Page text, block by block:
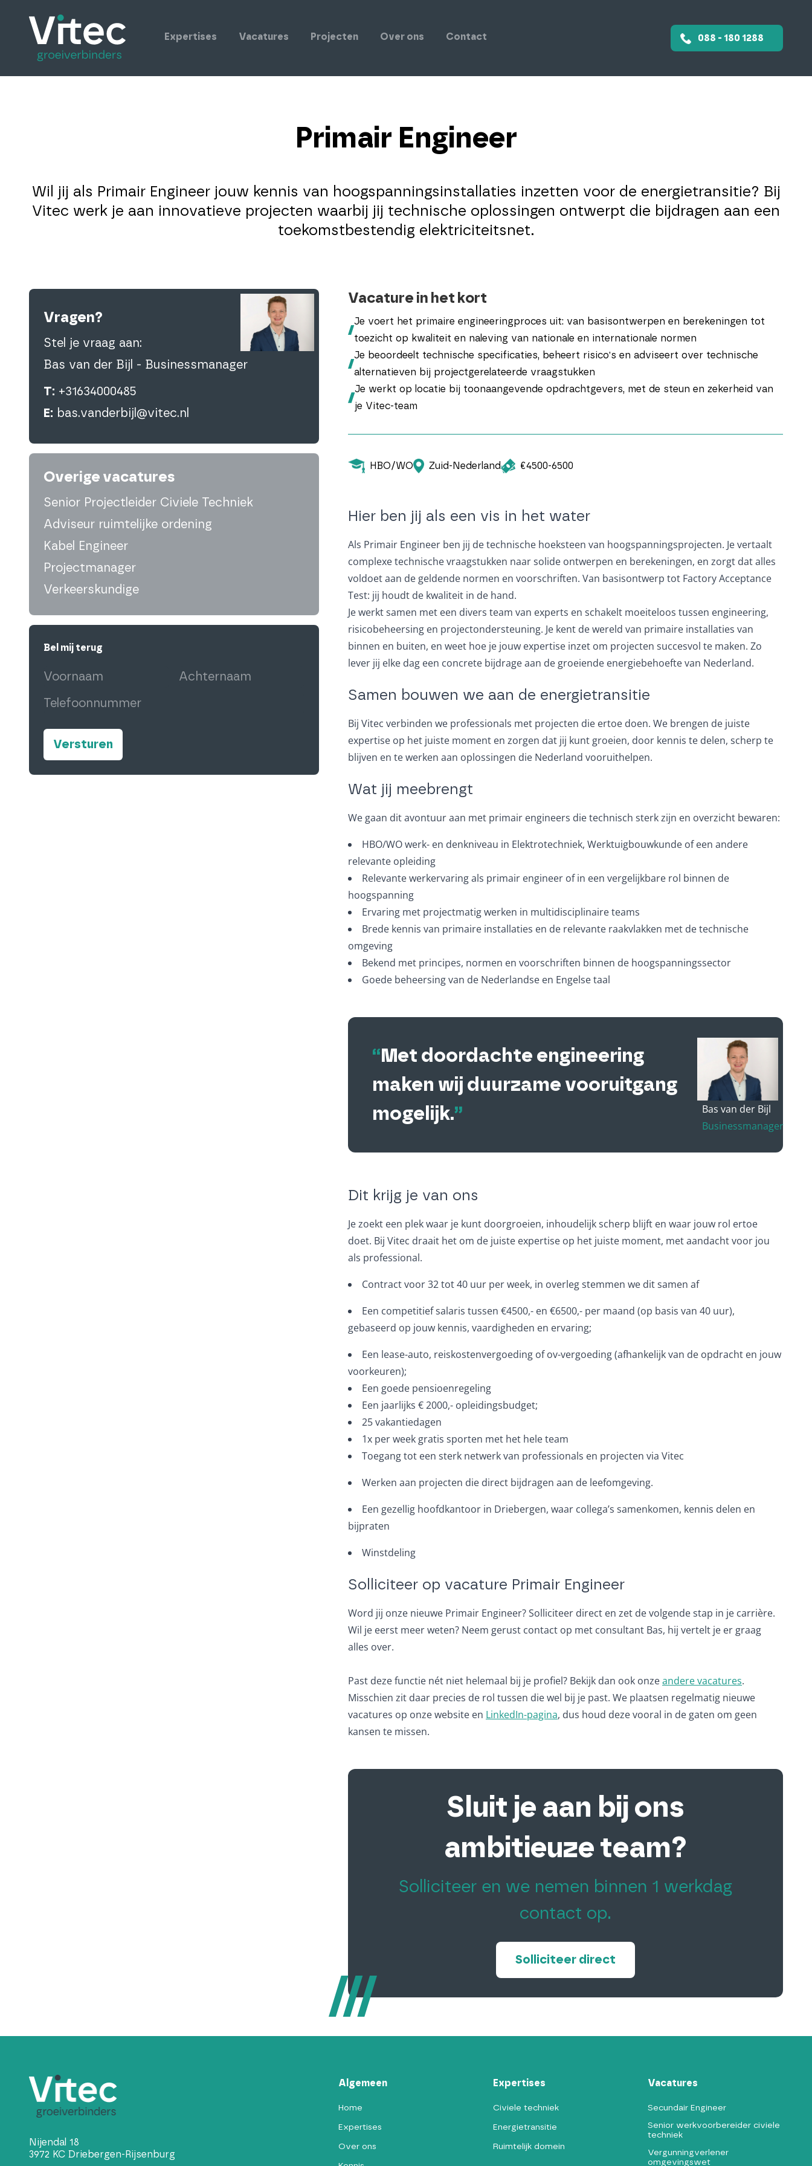
Expertises Vacatures Projecten Over ons Contact 088 - 180 1288
Primair Engineer
Wil jij als Primair Engineer jouw kennis van hoogspanningsinstallaties inzetten voor de energietransitie? Bij
Vitec werk je aan innovatieve projecten waarbij jij technische oplossingen ontwerpt die bijdragen aan een
toekomstbestendig elektriciteitsnet.
Vragen?
Stel je vraag aan:
Bas van der Bijl - Businessmanager
T: +31634000485
E: bas.vanderbijl@vitec.nl
Overige vacatures
Senior Projectleider Civiele Techniek
Adviseur ruimtelijke ordening
Kabel Engineer
Projectmanager
Verkeerskundige
Bel mij terug
Voornaam Achternaam
Telefoonnummer
Vacature in het kort
Je voert het primaire engineeringproces uit: van basisontwerpen en berekeningen tot
toezicht op kwaliteit en naleving van nationale en internationale normen
Je beoordeelt technische specificaties, beheert risico's en adviseert over technische
alternatieven bij projectgerelateerde vraagstukken
Je werkt op locatie bij toonaangevende opdrachtgevers, met de steun en zekerheid van
je Vitec-team
HBO/WO Zuid-Nederland €4500-6500
Hier ben jij als een vis in het water
Als Primair Engineer ben jij de technische hoeksteen van hoogspanningsprojecten. Je vertaalt
complexe technische vraagstukken naar solide ontwerpen en berekeningen, en zorgt dat alles
voldoet aan de geldende normen en voorschriften. Van basisontwerp tot Factory Acceptance
Test: jij houdt de kwaliteit in de hand.
Je werkt samen met een divers team van experts en schakelt moeiteloos tussen engineering,
risicobeheersing en projectondersteuning. Je kent de wereld van primaire installaties van
binnen en buiten, en weet hoe je jouw expertise inzet om projecten succesvol te maken. Zo
lever jij elke dag een concrete bijdrage aan de groeiende energiebehoefte van Nederland.
Samen bouwen we aan de energietransitie
Bij Vitec verbinden we professionals met projecten die ertoe doen. We brengen de juiste
expertise op het juiste moment en zorgen dat jij kunt groeien, door kennis te delen, scherp te
blijven en te werken aan oplossingen die Nederland vooruithelpen.
Wat jij meebrengt
We gaan dit avontuur aan met primair engineers die technisch sterk zijn en overzicht bewaren:
HBO/WO werk- en denkniveau in Elektrotechniek, Werktuigbouwkunde of een andere
relevante opleiding
Relevante werkervaring als primair engineer of in een vergelijkbare rol binnen de
hoogspanning
Ervaring met projectmatig werken in multidisciplinaire teams
Brede kennis van primaire installaties en de relevante raakvlakken met de technische
omgeving
Bekend met principes, normen en voorschriften binnen de hoogspanningssector
Goede beheersing van de Nederlandse en Engelse taal
“ Met doordachte engineering
maken wij duurzame vooruitgang
mogelijk.”
Bas van der Bijl
Businessmanager
Dit krijg je van ons
Je zoekt een plek waar je kunt doorgroeien, inhoudelijk scherp blijft en waar jouw rol ertoe
doet. Bij Vitec draait het om de juiste expertise op het juiste moment, met aandacht voor jou
als professional.
Contract voor 32 tot 40 uur per week, in overleg stemmen we dit samen af
Een competitief salaris tussen €4500,- en €6500,- per maand (op basis van 40 uur),
gebaseerd op jouw kennis, vaardigheden en ervaring;
Een lease-auto, reiskostenvergoeding of ov-vergoeding (afhankelijk van de opdracht en jouw
voorkeuren);
Een goede pensioenregeling
Een jaarlijks € 2000,- opleidingsbudget;
25 vakantiedagen
1x per week gratis sporten met het hele team
Toegang tot een sterk netwerk van professionals en projecten via Vitec
Werken aan projecten die direct bijdragen aan de leefomgeving.
Een gezellig hoofdkantoor in Driebergen, waar collega’s samenkomen, kennis delen en
bijpraten
Winstdeling
Solliciteer op vacature Primair Engineer
Word jij onze nieuwe Primair Engineer? Solliciteer direct en zet de volgende stap in je carrière.
Wil je eerst meer weten? Neem gerust contact op met consultant Bas, hij vertelt je er graag
alles over.
Past deze functie nét niet helemaal bij je profiel? Bekijk dan ook onzeandere vacatures.
Misschien zit daar precies de rol tussen die wel bij je past. We plaatsen regelmatig nieuwe
vacatures op onze website en LinkedIn-pagina, dus houd deze vooral in de gaten om geen
kansen te missen.
Sluit je aan bij ons
ambitieuze team?
Solliciteer en we nemen binnen 1 werkdag
contact op.
Solliciteer direct
Nijendal 18
3972 KC Driebergen-Rijsenburg
Algemeen
Home
Expertises
Over ons
Expertises
Civiele techniek
Energietransitie
Ruimtelijk domein
Vacatures
Secundair Engineer
Senior werkvoorbereider civiele
techniek
Vergunningverlener
omgevingswet